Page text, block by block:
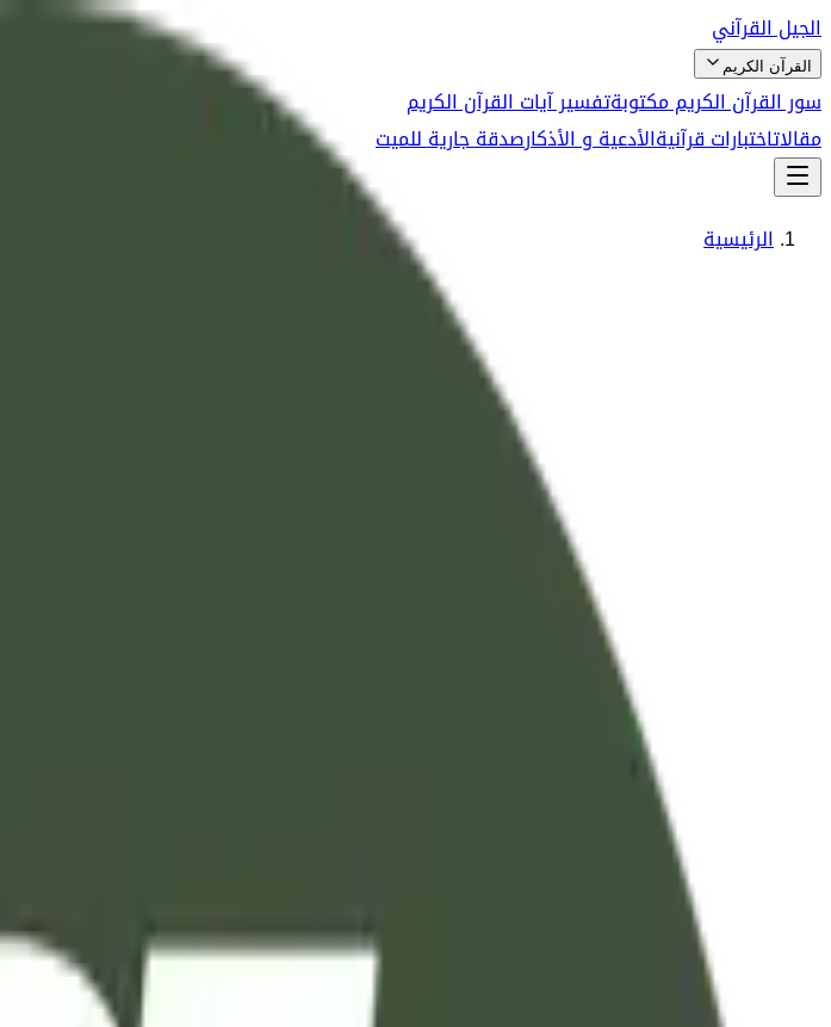
الجيل القرآني
القرآن الكريم
سور القرآن الكريم مكتوبةتفسير آيات القرآن الكريم
مقالاتاختبارات قرآنيةالأدعية و الأذكارصدقة جارية للميت
الرئيسية